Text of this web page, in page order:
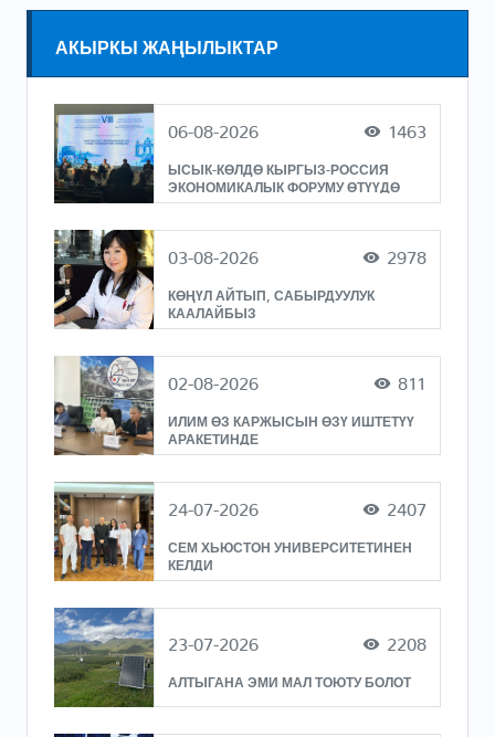
АКЫРКЫ ЖАҢЫЛЫКТАР
06-08-2026 1463
ЫСЫК-КӨЛДӨ КЫРГЫЗ-РОССИЯ
ЭКОНОМИКАЛЫК ФОРУМУ ӨТҮҮДӨ
03-08-2026 2978
КӨҢҮЛ АЙТЫП, САБЫРДУУЛУК
КААЛАЙБЫЗ
02-08-2026 811
ИЛИМ ӨЗ КАРЖЫСЫН ӨЗҮ ИШТЕТҮҮ
АРАКЕТИНДЕ
24-07-2026 2407
СЕМ ХЬЮСТОН УНИВЕРСИТЕТИНЕН
КЕЛДИ
23-07-2026 2208
АЛТЫГАНА ЭМИ МАЛ ТОЮТУ БОЛОТ